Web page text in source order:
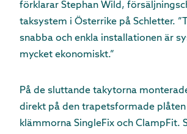
förklarar Stephan Wild,
taksystem i Österrike på Schletter.
snabba och enkla installationen är
mycket ekonomiskt.”
På de sluttande takytorna
direkt på den trapetsformade
klämmorna SingleFix och ClampFit.